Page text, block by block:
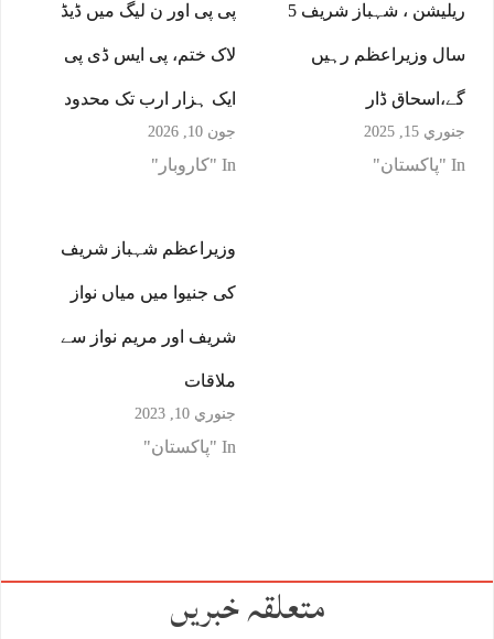
پی پی اور ن لیگ میں ڈیڈ
لاک ختم، پی ایس ڈی پی
ایک ہزار ارب تک محدود
جون 10, 2026
In "کاروبار"
ریلیشن ، شہباز شریف 5
سال وزیراعظم رہیں
گے،اسحاق ڈار
جنوري 15, 2025
In "پاکستان"
وزیراعظم شہباز شریف
کی جنیوا میں میاں نواز
شریف اور مریم نواز سے
ملاقات
جنوري 10, 2023
In "پاکستان"
متعلقہ خبریں